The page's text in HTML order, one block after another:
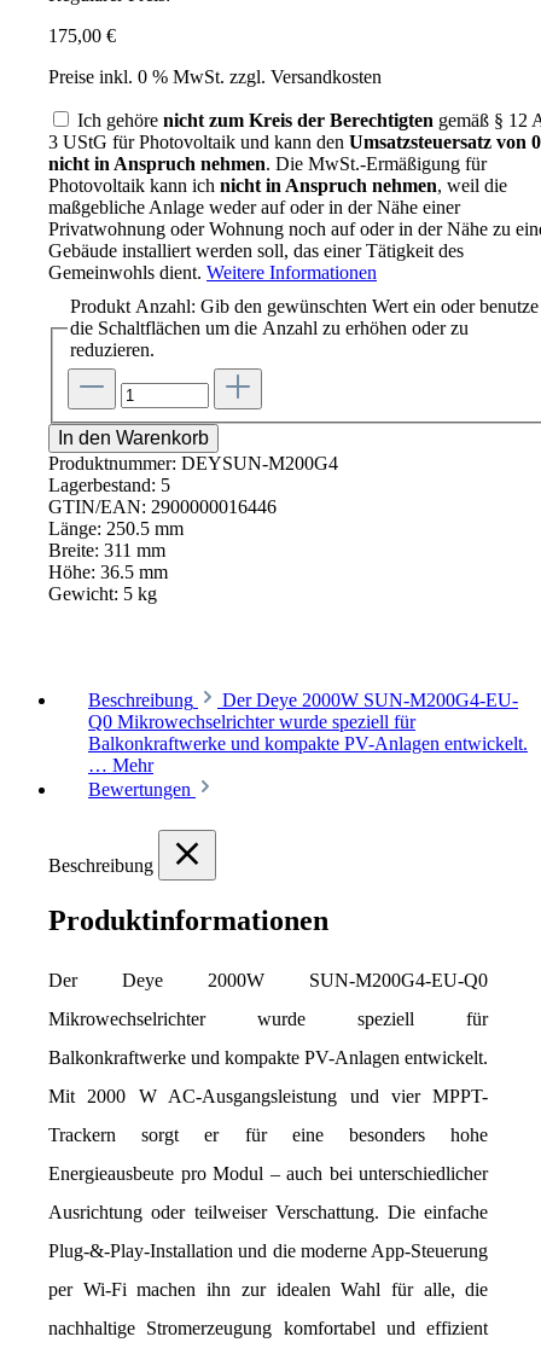
175,00 €
Preise inkl. 0 % MwSt. zzgl. Versandkosten
Ich gehöre nicht zum Kreis der Berechtigten gemäß § 12
3 UStG für Photovoltaik und kann den Umsatzsteuersatz von
nicht in Anspruch nehmen. Die MwSt.-Ermäßigung für
Photovoltaik kann ich nicht in Anspruch nehmen, weil die
maßgebliche Anlage weder auf oder in der Nähe einer
Privatwohnung oder Wohnung noch auf oder in der Nähe zu
Gebäude installiert werden soll, das einer Tätigkeit des
Gemeinwohls dient. Weitere Informationen
Produkt Anzahl: Gib den gewünschten Wert ein oder benutze
die Schaltflächen um die Anzahl zu erhöhen oder zu
reduzieren.
In den Warenkorb
Produktnummer: DEYSUN-M200G4
Lagerbestand: 5
GTIN/EAN: 2900000016446
Länge: 250.5 mm
Breite: 311 mm
Höhe: 36.5 mm
Gewicht: 5 kg
Beschreibung
Der Deye 2000W SUN-M200G4-EU-
Q0 Mikrowechselrichter wurde speziell für
Balkonkraftwerke und kompakte PV-Anlagen entwickelt.
… Mehr
Bewertungen
Beschreibung
Produktinformationen
Der Deye 2000W SUN-M200G4-EU-Q0
Mikrowechselrichter wurde speziell für
Balkonkraftwerke und kompakte PV-Anlagen entwickelt.
Mit 2000 W AC-Ausgangsleistung und vier MPPT-
Trackern sorgt er für eine besonders hohe
Energieausbeute pro Modul – auch bei unterschiedlicher
Ausrichtung oder teilweiser Verschattung. Die einfache
Plug-&-Play-Installation und die moderne App-Steuerung
per Wi-Fi machen ihn zur idealen Wahl für alle, die
nachhaltige Stromerzeugung komfortabel und effizient